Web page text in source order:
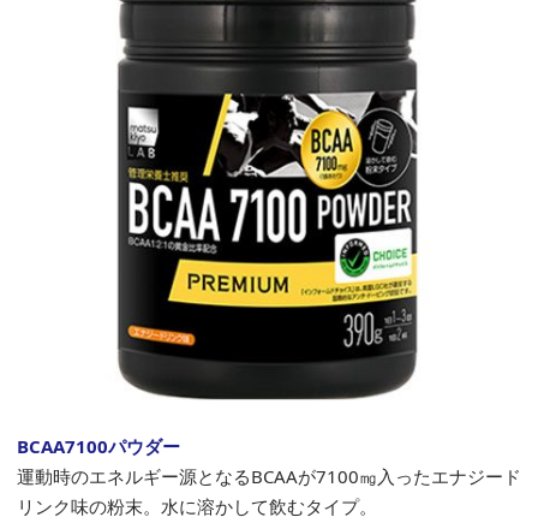
BCAA7100パウダー
運動時のエネルギー源となるBCAAが7100㎎入ったエナジード
リンク味の粉末。水に溶かして飲むタイプ。